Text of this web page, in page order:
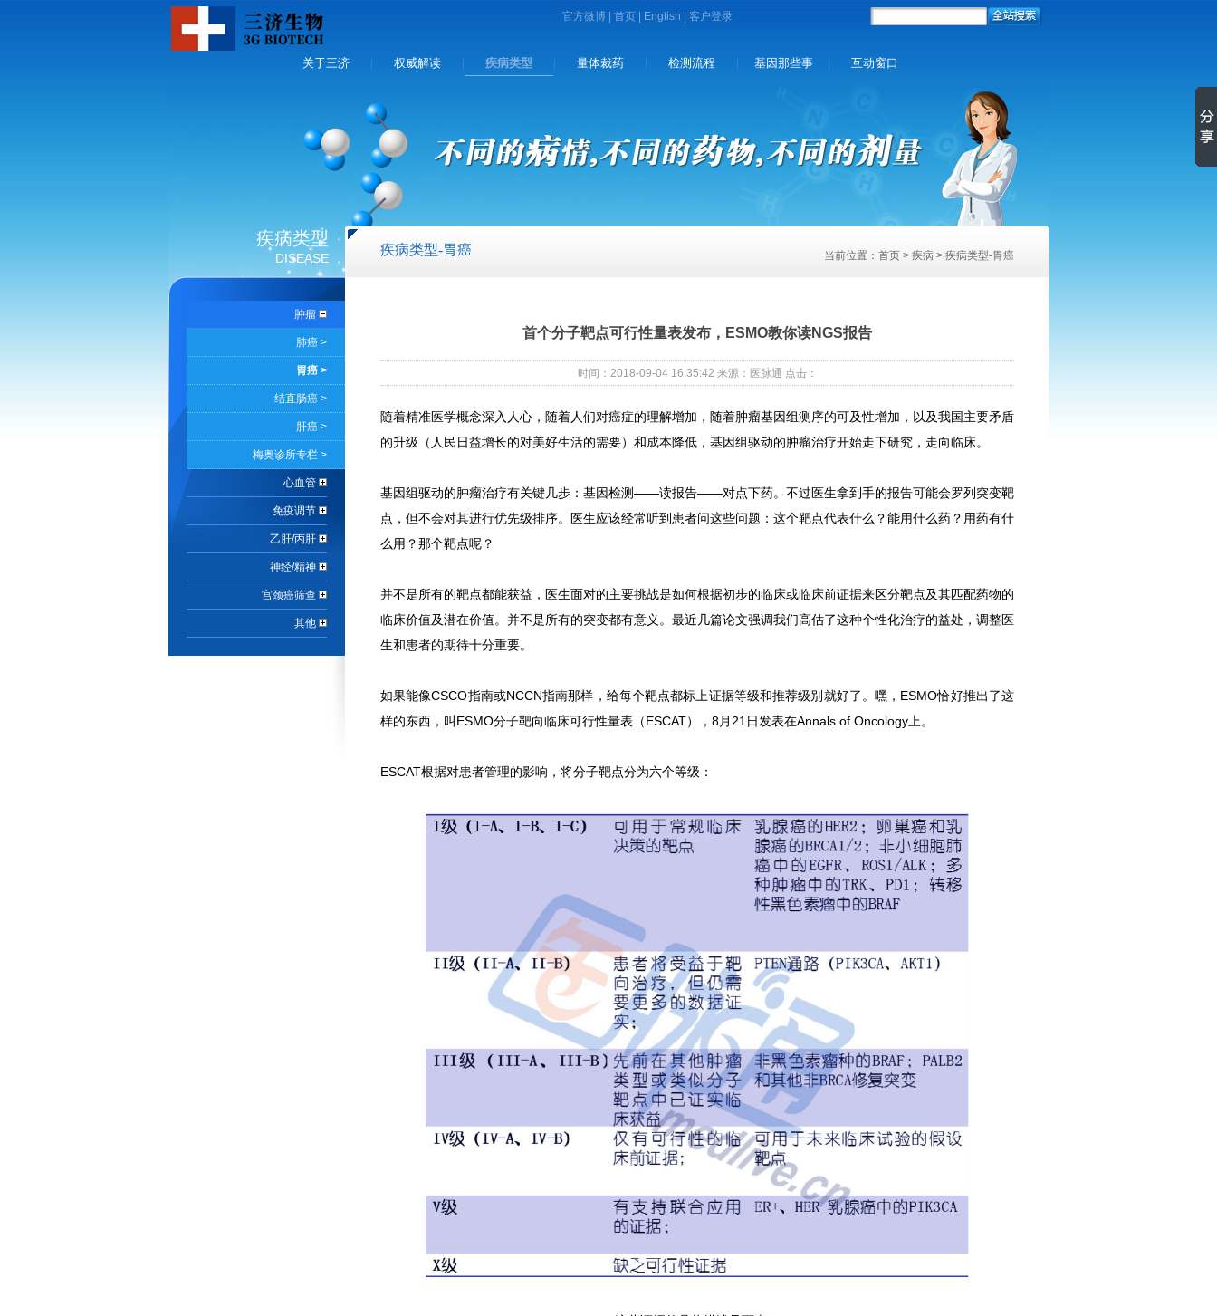
官方微博 首页 English
关于三济 权威解读 疾病类型 量体裁药 检测流程 基因那些事 互动窗口
疾病类型
DISEASE
肿瘤
肺癌 >
胃癌 >
结直肠癌 >
肝癌 >
梅奥诊所专栏 >
心血管
免疫调节
乙肝/丙肝
神经/精神
宫颈癌筛查
其他
疾病类型-胃癌 当前位置： 首页 > 疾病 > 疾病类型-胃癌
首个分子靶点可行性量表发布，ESMO教你读NGS报告
时间：2018-09-04 16:35:42 来源：医脉通 点击：
随着精准医学概念深入人心，随着人们对癌症的理解增加，随着肿瘤基因组测序的可及性增加，以及我国主要矛盾
的升级（人民日益增长的对美好生活的需要）和成本降低，基因组驱动的肿瘤治疗开始走下研究，走向临床。
基因组驱动的肿瘤治疗有关键几步：基因检测——读报告——对点下药。不过医生拿到手的报告可能会罗列突变靶
点，但不会对其进行优先级排序。医生应该经常听到患者问这些问题：这个靶点代表什么？能用什么药？用药有什
么用？那个靶点呢？
并不是所有的靶点都能获益，医生面对的主要挑战是如何根据初步的临床或临床前证据来区分靶点及其匹配药物的
临床价值及潜在价值。并不是所有的突变都有意义。最近几篇论文强调我们高估了这种个性化治疗的益处，调整医
生和患者的期待十分重要。
如果能像CSCO指南或NCCN指南那样，给每个靶点都标上证据等级和推荐级别就好了。嘿，ESMO恰好推出了这
样的东西，叫ESMO分子靶向临床可行性量表（ESCAT），8月21日发表在Annals of Oncology上。
ESCAT根据对患者管理的影响，将分子靶点分为六个等级：